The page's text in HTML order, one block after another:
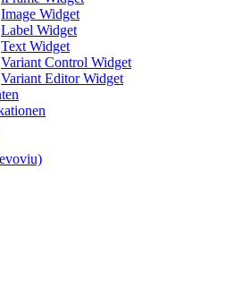
Image Widget
Label Widget
Text Widget
Variant Control Widget
Variant Editor Widget